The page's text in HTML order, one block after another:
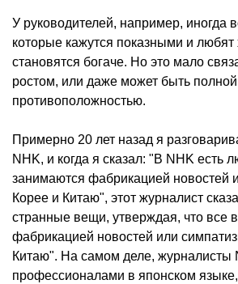
У руководителей, например, иногда
которые кажутся показными и любят
становятся богаче. Но это мало
ростом, или даже может быть полной
противоположностью.
Примерно 20 лет назад я
NHK, и когда я сказал: "В NHK есть
занимаются фабрикацией новостей
Корее и Китаю", этот журналист
странные вещи, утверждая, что все
фабрикацией новостей или
Китаю". На самом деле, журналисты
профессионалами в японском